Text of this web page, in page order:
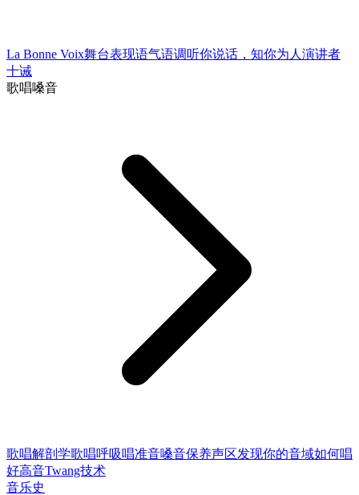
La Bonne Voix舞台表现语气语调听你说话，知你为人 演讲者
十诫
歌唱嗓音
歌唱解剖学歌唱呼吸唱准音嗓音保养声区发现你的音域如何唱
好高音Twang技术
音乐史